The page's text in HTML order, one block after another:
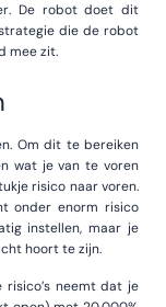
De robot doet dit
die de robot
mee zit.
Om dit te bereiken
wat je van te voren
risico naar voren.
onder enorm risico
instellen, maar je
hoort te zijn.
neemt dat je